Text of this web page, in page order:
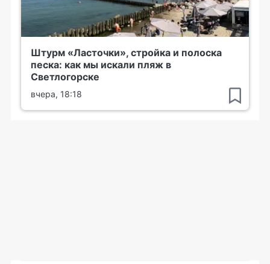
Штурм «Ласточки», стройка и полоска
песка: как мы искали пляж в
Светлогорске
вчера, 18:18